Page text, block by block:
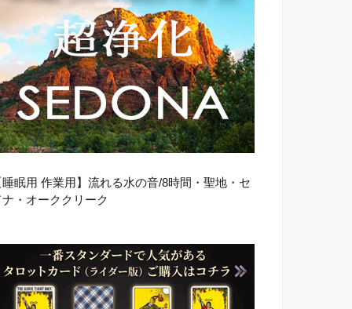
睡眠用 作業用】流れる水の音/8時間・聖地・セ
ナ・オーククリーク